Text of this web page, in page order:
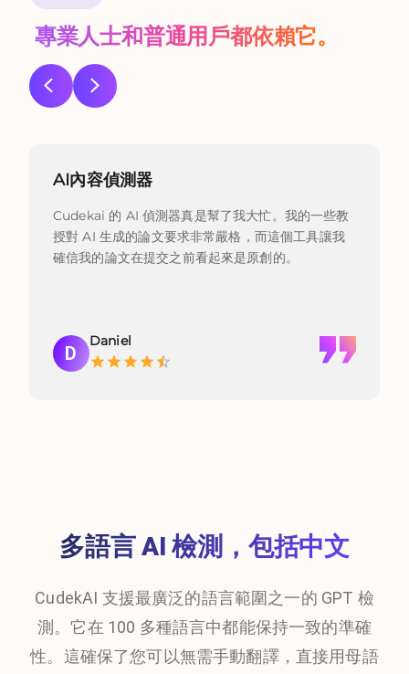
專業人士和普通用戶都依賴它。
AI內容偵測器
Cudekai 的 AI 偵測器真是幫了我大忙。我的一些教
授對 AI 生成的論文要求非常嚴格，而這個工具讓我
確信我的論文在提交之前看起來是原創的。
D
Daniel
多語言 AI 檢測，包括中文
CudekAI 支援最廣泛的語言範圍之一的 GPT 檢
測。它在 100 多種語言中都能保持一致的準確
性。這確保了您可以無需手動翻譯，直接用母語